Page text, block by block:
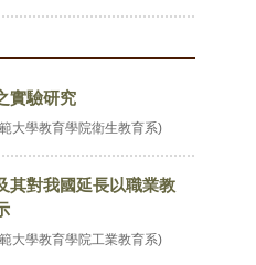
實驗研究
大學教育學院衛生教育系)
其對我國延長以職業教
大學教育學院工業教育系)